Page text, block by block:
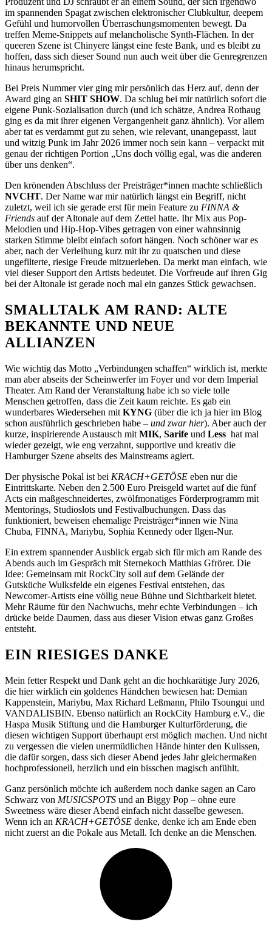
im spannenden Spagat zwischen elektronischer Clubkultur, deepem
Gefühl und humorvollen Überraschungsmomenten bewegt. Da
treffen Meme-Snippets auf melancholische Synth-Flächen. In der
queeren Szene ist Chinyere längst eine feste Bank, und es bleibt zu
hoffen, dass sich dieser Sound nun auch weit über die Genregrenzen
hinaus herumspricht.
Bei Preis Nummer vier ging mir persönlich das Herz auf, denn der
Award ging an SHIT SHOW. Da schlug bei mir natürlich sofort die
eigene Punk-Sozialisation durch (und ich schätze, Andrea Rothaug
ging es da mit ihrer eigenen Vergangenheit ganz ähnlich). Vor allem
aber tat es verdammt gut zu sehen, wie relevant, unangepasst, laut
und witzig Punk im Jahr 2026 immer noch sein kann – verpackt mit
genau der richtigen Portion „Uns doch völlig egal, was die anderen
über uns denken“.
Den krönenden Abschluss der Preisträger*innen machte schließlich
NVCHT. Der Name war mir natürlich längst ein Begriff, nicht
zuletzt, weil ich sie gerade erst für mein Feature zu FINNA &
Friends auf der Altonale auf dem Zettel hatte. Ihr Mix aus Pop-
Melodien und Hip-Hop-Vibes getragen von einer wahnsinnig
starken Stimme bleibt einfach sofort hängen. Noch schöner war es
aber, nach der Verleihung kurz mit ihr zu quatschen und diese
ungefilterte, riesige Freude mitzuerleben. Da merkt man einfach, wie
viel dieser Support den Artists bedeutet. Die Vorfreude auf ihren Gig
bei der Altonale ist gerade noch mal ein ganzes Stück gewachsen.
SMALLTALK AM RAND: ALTE
BEKANNTE UND NEUE
ALLIANZEN
Wie wichtig das Motto „Verbindungen schaffen“ wirklich ist, merkte
man aber abseits der Scheinwerfer im Foyer und vor dem Imperial
Theater. Am Rand der Veranstaltung habe ich so viele tolle
Menschen getroffen, dass die Zeit kaum reichte. Es gab ein
wunderbares Wiedersehen mit KYNG (über die ich ja hier im Blog
schon ausführlich geschrieben habe – und zwar hier). Aber auch der
kurze, inspirierende Austausch mit MIK, Sarife und Less hat mal
wieder gezeigt, wie eng verzahnt, supportive und kreativ die
Hamburger Szene abseits des Mainstreams agiert.
Der physische Pokal ist bei KRACH+GETÖSE eben nur die
Eintrittskarte. Neben den 2.500 Euro Preisgeld wartet auf die fünf
Acts ein maßgeschneidertes, zwölfmonatiges Förderprogramm mit
Mentorings, Studioslots und Festivalbuchungen. Dass das
funktioniert, beweisen ehemalige Preisträger*innen wie Nina
Chuba, FINNA, Mariybu, Sophia Kennedy oder Ilgen-Nur.
Ein extrem spannender Ausblick ergab sich für mich am Rande des
Abends auch im Gespräch mit Sternekoch Matthias Gfrörer. Die
Idee: Gemeinsam mit RockCity soll auf dem Gelände der
Gutsküche Wulksfelde ein eigenes Festival entstehen, das
Newcomer-Artists eine völlig neue Bühne und Sichtbarkeit bietet.
Mehr Räume für den Nachwuchs, mehr echte Verbindungen – ich
drücke beide Daumen, dass aus dieser Vision etwas ganz Großes
entsteht.
EIN RIESIGES DANKE
Mein fetter Respekt und Dank geht an die hochkarätige Jury 2026,
die hier wirklich ein goldenes Händchen bewiesen hat: Demian
Kappenstein, Mariybu, Max Richard Leßmann, Philo Tsoungui und
VANDALISBIN. Ebenso natürlich an RockCity Hamburg e.V., die
Haspa Musik Stiftung und die Hamburger Kulturförderung, die
diesen wichtigen Support überhaupt erst möglich machen. Und nicht
zu vergessen die vielen unermüdlichen Hände hinter den Kulissen,
die dafür sorgen, dass sich dieser Abend jedes Jahr gleichermaßen
hochprofessionell, herzlich und ein bisschen magisch anfühlt.
Ganz persönlich möchte ich außerdem noch danke sagen an Caro
Schwarz von MUSICSPOTS und an Biggy Pop – ohne eure
Sweetness wäre dieser Abend einfach nicht dasselbe gewesen.
Wenn ich an KRACH+GETÖSE denke, denke ich am Ende eben
nicht zuerst an die Pokale aus Metall. Ich denke an die Menschen.